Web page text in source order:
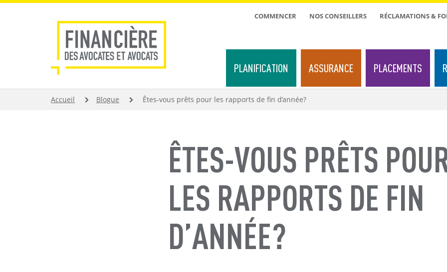
Aller
TOP
COMMENCER NOS CONSEILLERS RÉCLAMATIONS &
PLANIFICATION ASSURANCE PLACEMENTS
FIL
Accueil Blogue Êtes-vous prêts pour les rapports de fin d’année?
ÊTES-VOUS PRÊTS
LES RAPPORTS DE FIN
D’ANNÉE?